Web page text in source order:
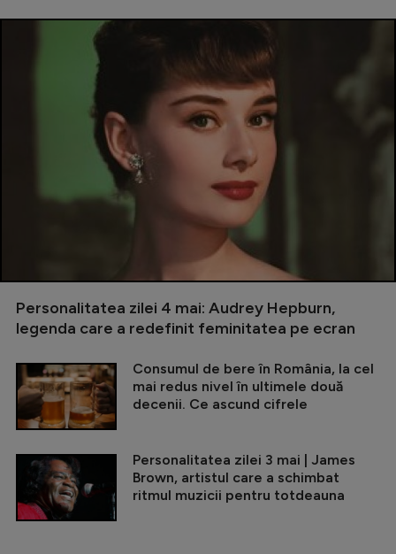
Personalitatea zilei 4 mai: Audrey Hepburn,
legenda care a redefinit feminitatea pe ecran
Consumul de bere în România, la cel
mai redus nivel în ultimele două
decenii. Ce ascund cifrele
Personalitatea zilei 3 mai | James
Brown, artistul care a schimbat
ritmul muzicii pentru totdeauna